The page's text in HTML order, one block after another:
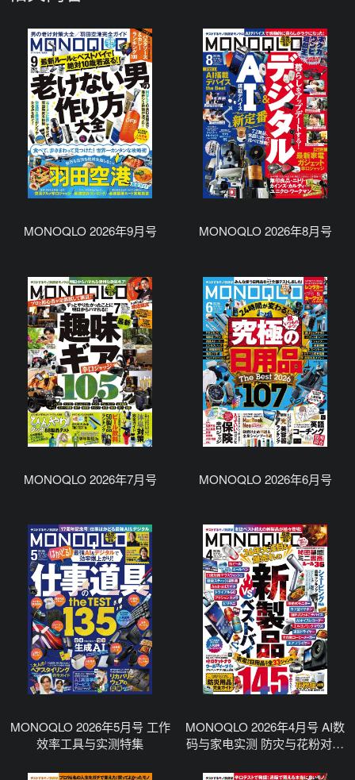
MONOQLO 2026年9月号 MONOQLO 2026年8月号
MONOQLO 2026年7月号 MONOQLO 2026年6月号
MONOQLO 2026年5月号 工作
效率工具与实测特集
MONOQLO 2026年4月号 AI数
码与家电实测 防灾与花粉对策